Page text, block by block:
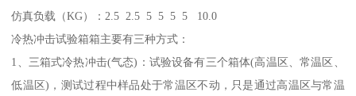
仿真负载（KG）：2.5 2.5 5 5 5 5 10.0
冷热冲击试验箱箱主要有三种方式：
1、三箱式冷热冲击(气态)：试验设备有三个箱体(高温区、常温区、
低温区)，测试过程中样品处于常温区不动，只是通过高温区与常温